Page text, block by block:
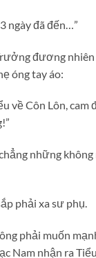
ngày đã đến…”
đương
óng tay áo:
về Côn Lôn,
những
phải xa sư phụ.
phải muốn
Nam nhận ra